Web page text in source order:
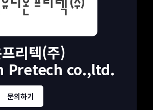
리텍(주)
Pretech co.,ltd.
문의하기